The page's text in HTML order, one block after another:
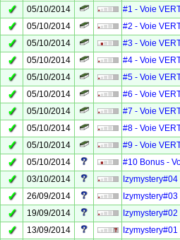
✓ 05/10/2014
#1 - Voie
✓ 05/10/2014
#2 - Voie
✓ 05/10/2014
#3 - Voie
✓ 05/10/2014
#4 - Voie
✓ 05/10/2014
#5 - Voie
✓ 05/10/2014
#6 - Voie
✓ 05/10/2014
#7 - Voie
✓ 05/10/2014
#8 - Voie
✓ 05/10/2014
#9 - Voie
✓ 05/10/2014
#10 Bonus -
✓ 03/10/2014
✓ 26/09/2014
✓ 19/09/2014
✓ 13/09/2014